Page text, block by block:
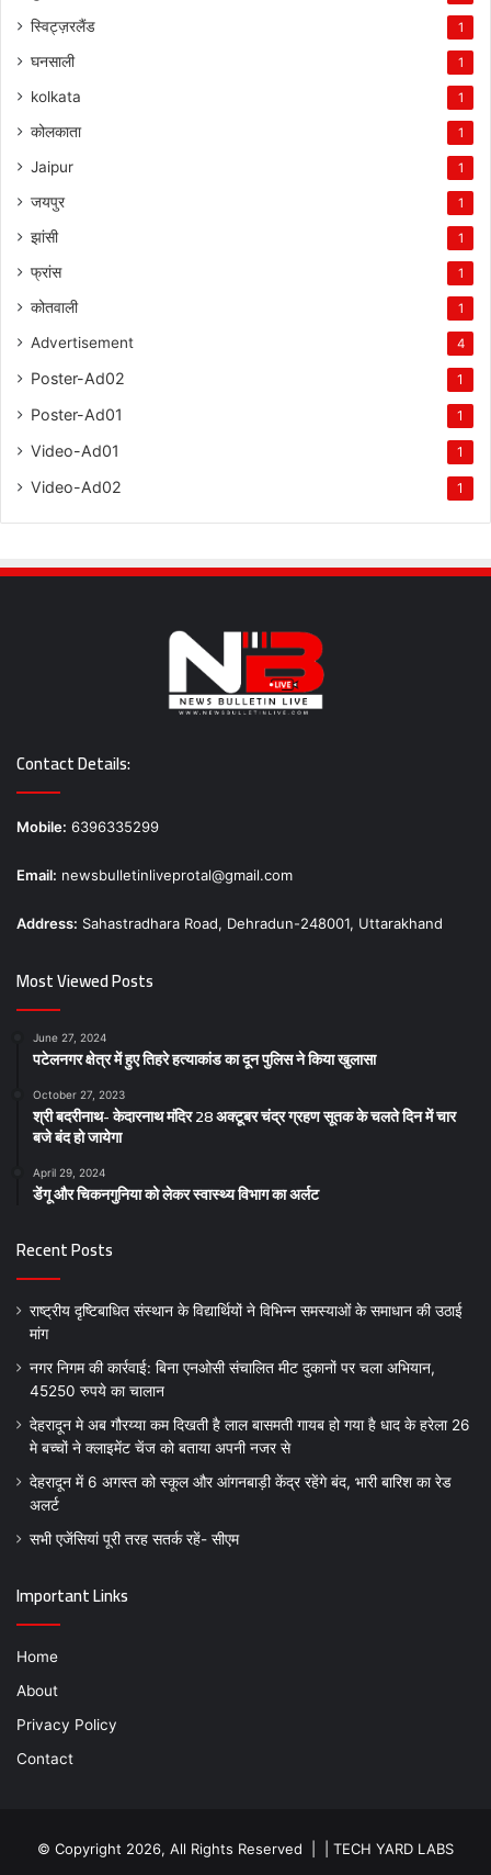
स्विट्ज़रलैंड 1
घनसाली 1
kolkata 1
कोलकाता 1
Jaipur 1
जयपुर 1
झांसी 1
फ्रांस 1
कोतवाली 1
Advertisement 4
Poster-Ad02 1
Poster-Ad01 1
Video-Ad01 1
Video-Ad02 1
Contact Details:
Mobile: 6396335299
Email: newsbulletinliveprotal@gmail.com
Address: Sahastradhara Road, Dehradun-248001, Uttarakhand
Most Viewed Posts
June 27, 2024
पटेलनगर क्षेत्र में हुए तिहरे हत्याकांड का दून पुलिस ने किया खुलासा
October 27, 2023
श्री बदरीनाथ- केदारनाथ मंदिर 28 अक्टूबर चंद्र ग्रहण सूतक के चलते दिन में चार
बजे बंद हो जायेगा
April 29, 2024
डेंगू और चिकनगुनिया को लेकर स्वास्थ्य विभाग का अर्लट
Recent Posts
राष्ट्रीय दृष्टिबाधित संस्थान के विद्यार्थियों ने विभिन्न समस्याओं के समाधान की उठाई
मांग
नगर निगम की कार्रवाई: बिना एनओसी संचालित मीट दुकानों पर चला अभियान,
45250 रुपये का चालान
देहरादून मे अब गौरय्या कम दिखती है लाल बासमती गायब हो गया है धाद के हरेला 26
मे बच्चों ने क्लाइमेंट चेंज को बताया अपनी नजर से
देहरादून में 6 अगस्त को स्कूल और आंगनबाड़ी केंद्र रहेंगे बंद, भारी बारिश का रेड
अलर्ट
सभी एजेंसियां पूरी तरह सतर्क रहें- सीएम
Important Links
Home
About
Privacy Policy
Contact
© Copyright 2026, All Rights Reserved | | TECH YARD LABS